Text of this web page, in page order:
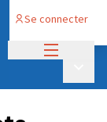
Se connecter